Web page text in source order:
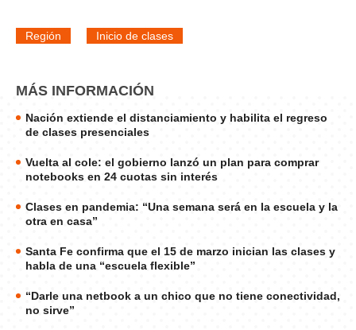
Región Inicio de clases
MÁS INFORMACIÓN
Nación extiende el distanciamiento y habilita el regreso
de clases presenciales
Vuelta al cole: el gobierno lanzó un plan para comprar
notebooks en 24 cuotas sin interés
Clases en pandemia: “Una semana será en la escuela y la
otra en casa”
Santa Fe confirma que el 15 de marzo inician las clases y
habla de una “escuela flexible”
“Darle una netbook a un chico que no tiene conectividad,
no sirve”